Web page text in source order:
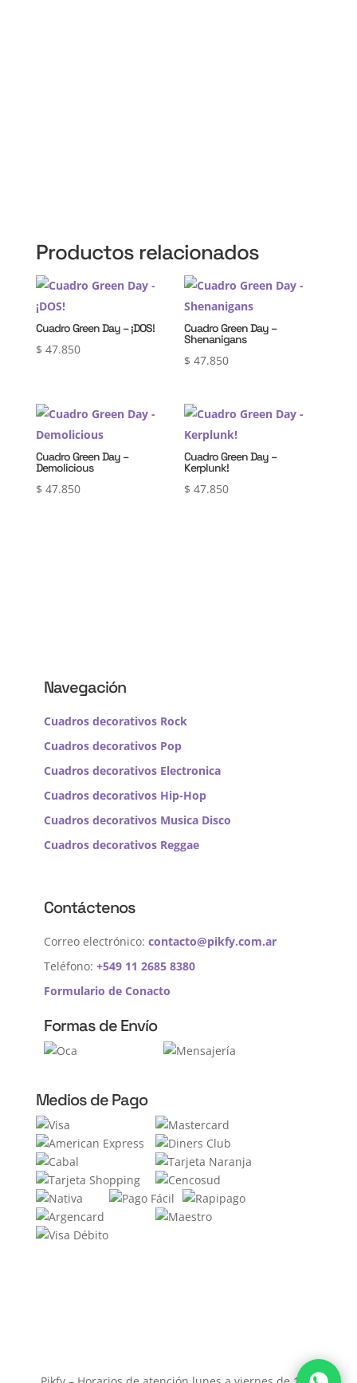
Productos relacionados
Cuadro Green Day – ¡DOS!
$ 47.850
Cuadro Green Day –
Shenanigans
$ 47.850
Cuadro Green Day –
Demolicious
$ 47.850
Cuadro Green Day –
Kerplunk!
$ 47.850
Navegación
Cuadros decorativos Rock
Cuadros decorativos Pop
Cuadros decorativos Electronica
Cuadros decorativos Hip-Hop
Cuadros decorativos Musica Disco
Cuadros decorativos Reggae
Contáctenos
Correo electrónico: contacto@pikfy.com.ar
Teléfono: +549 11 2685 8380
Formulario de Conacto
Formas de Envío
Medios de Pago